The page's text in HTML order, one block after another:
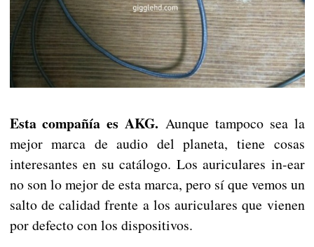
Esta compañía es AKG. Aunque tampoco sea la
mejor marca de audio del planeta, tiene cosas
interesantes en su catálogo. Los auriculares in-ear
no son lo mejor de esta marca, pero sí que vemos un
salto de calidad frente a los auriculares que vienen
por defecto con los dispositivos.